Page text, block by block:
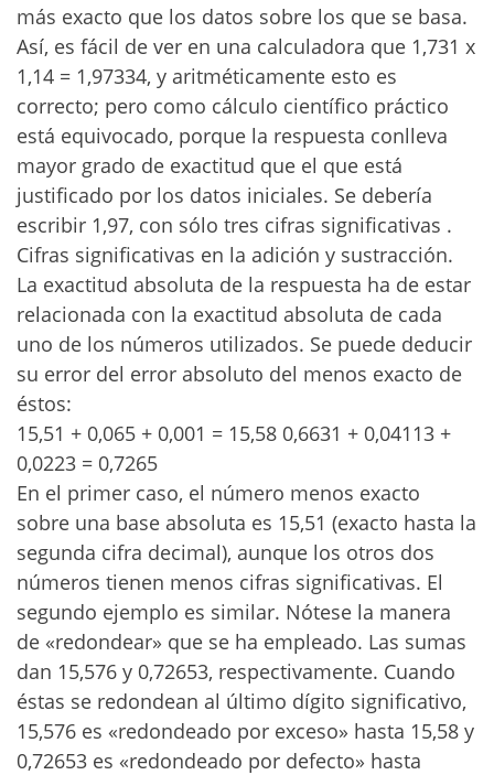
más exacto que los datos sobre los que se basa.
Así, es fácil de ver en una calculadora que 1,731 x
1,14 = 1,97334, y aritméticamente esto es
correcto; pero como cálculo científico práctico
está equivocado, porque la respuesta conlleva
mayor grado de exactitud que el que está
justificado por los datos iniciales. Se debería
escribir 1,97, con sólo tres cifras significativas .
Cifras significativas en la adición y sustracción.
La exactitud absoluta de la respuesta ha de estar
relacionada con la exactitud absoluta de cada
uno de los números utilizados. Se puede deducir
su error del error absoluto del menos exacto de
éstos:
15,51 + 0,065 + 0,001 = 15,58 0,6631 + 0,04113 +
0,0223 = 0,7265
En el primer caso, el número menos exacto
sobre una base absoluta es 15,51 (exacto hasta la
segunda cifra decimal), aunque los otros dos
números tienen menos cifras significativas. El
segundo ejemplo es similar. Nótese la manera
de «redondear» que se ha empleado. Las sumas
dan 15,576 y 0,72653, respectivamente. Cuando
éstas se redondean al último dígito significativo,
15,576 es «redondeado por exceso» hasta 15,58 y
0,72653 es «redondeado por defecto» hasta